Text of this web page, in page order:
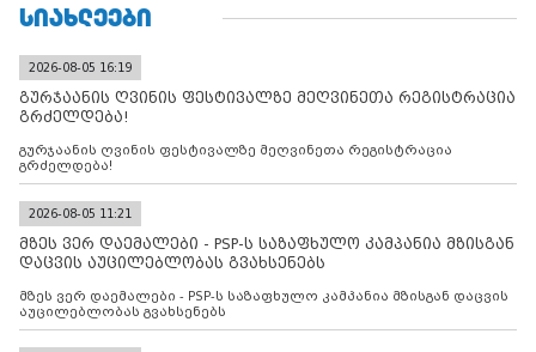
ᲡᲘᲐᲮᲚᲔᲔᲑᲘ
2026-08-05 16:19
გურჯაანის ღვინის ფესტივალზე მეღვინეთა რეგისტრაცია
გრძელდება!
გურჯაანის ღვინის ფესტივალზე მეღვინეთა რეგისტრაცია
გრძელდება!
2026-08-05 11:21
მზეს ვერ დაემალები - PSP-ს საზაფხულო კამპანია მზისგან
დაცვის აუცილებლობას გვახსენებს
მზეს ვერ დაემალები - PSP-ს საზაფხულო კამპანია მზისგან დაცვის
აუცილებლობას გვახსენებს